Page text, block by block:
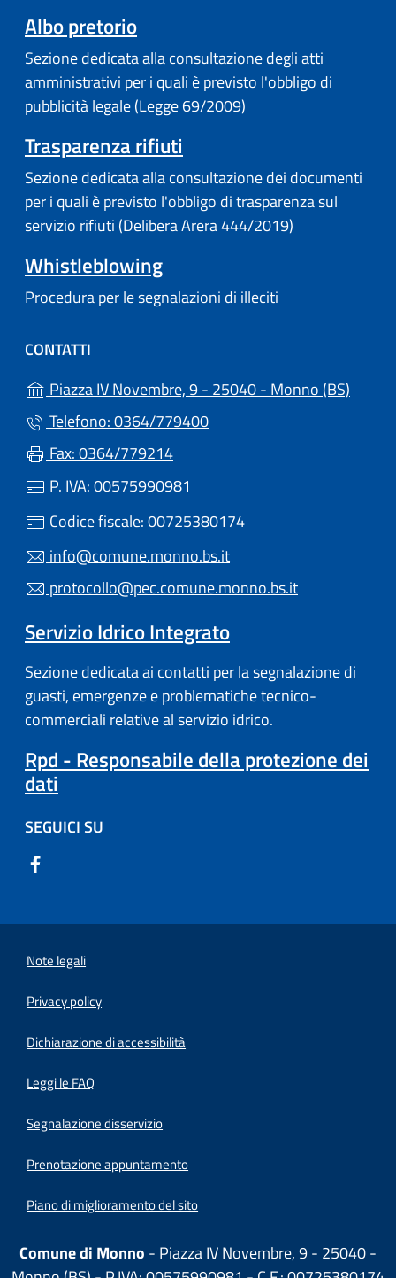
Albo pretorio
Sezione dedicata alla consultazione degli atti
amministrativi per i quali è previsto l'obbligo di
pubblicità legale (Legge 69/2009)
Trasparenza rifiuti
Sezione dedicata alla consultazione dei documenti
per i quali è previsto l'obbligo di trasparenza sul
servizio rifiuti (Delibera Arera 444/2019)
Whistleblowing
Procedura per le segnalazioni di illeciti
CONTATTI
Piazza IV Novembre, 9 - 25040 - Monno (BS)
Telefono: 0364/779400
Fax: 0364/779214
P. IVA: 00575990981
Codice fiscale: 00725380174
info@comune.monno.bs.it
protocollo@pec.comune.monno.bs.it
Servizio Idrico Integrato
Sezione dedicata ai contatti per la segnalazione di
guasti, emergenze e problematiche tecnico-
commerciali relative al servizio idrico.
Rpd - Responsabile della protezione dei
dati
SEGUICI SU
Note legali
Privacy policy
Dichiarazione di accessibilità
Leggi le FAQ
Segnalazione disservizio
Prenotazione appuntamento
Piano di miglioramento del sito
Comune di Monno - Piazza IV Novembre, 9 - 25040 -